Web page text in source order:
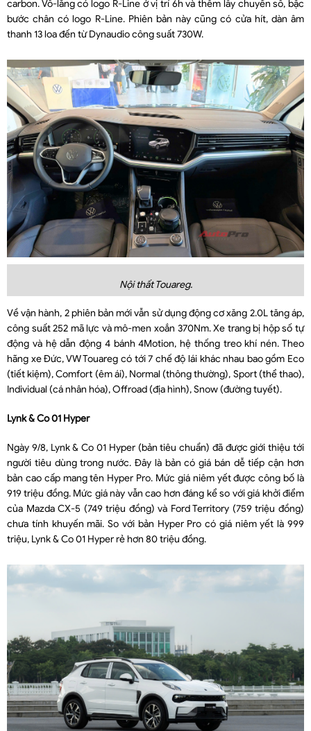
carbon. Vô-lăng có logo R-Line ở vị trí 6h và thêm lẫy chuyển số, bậc
bước chân có logo R-Line. Phiên bản này cũng có cửa hít, dàn âm
thanh 13 loa đến từ Dynaudio công suất 730W.
Nội thất Touareg.
Về vận hành, 2 phiên bản mới vẫn sử dụng động cơ xăng 2.0L tăng áp,
công suất 252 mã lực và mô-men xoắn 370Nm. Xe trang bị hộp số tự
động và hệ dẫn động 4 bánh 4Motion, hệ thống treo khí nén. Theo
hãng xe Đức, VW Touareg có tới 7 chế độ lái khác nhau bao gồm Eco
(tiết kiệm), Comfort (êm ái), Normal (thông thường), Sport (thể thao),
Individual (cá nhân hóa), Offroad (địa hình), Snow (đường tuyết).
Lynk & Co 01 Hyper
Ngày 9/8, Lynk & Co 01 Hyper (bản tiêu chuẩn) đã được giới thiệu tới
người tiêu dùng trong nước. Đây là bản có giá bán dễ tiếp cận hơn
bản cao cấp mang tên Hyper Pro. Mức giá niêm yết được công bố là
919 triệu đồng. Mức giá này vẫn cao hơn đáng kể so với giá khởi điểm
của Mazda CX-5 (749 triệu đồng) và Ford Territory (759 triệu đồng)
chưa tính khuyến mãi. So với bản Hyper Pro có giá niêm yết là 999
triệu, Lynk & Co 01 Hyper rẻ hơn 80 triệu đồng.